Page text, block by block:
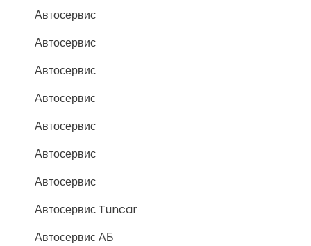
Автосервис
Автосервис
Автосервис
Автосервис
Автосервис
Автосервис
Автосервис
Автосервис Tuncar
Автосервис АБ